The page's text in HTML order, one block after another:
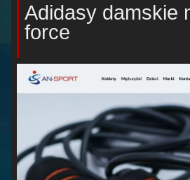
Adidasy damskie
force